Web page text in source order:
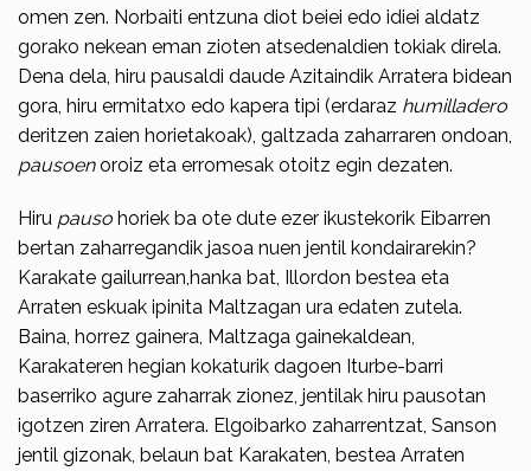
omen zen. Norbaiti entzuna diot beiei edo idiei aldatz
gorako nekean eman zioten atsedenaldien tokiak direla.
Dena dela, hiru pausaldi daude Azitaindik Arratera bidean
gora, hiru ermitatxo edo kapera tipi (erdaraz humilladero
deritzen zaien horietakoak), galtzada zaharraren ondoan,
pausoenoroiz eta erromesak otoitz egin dezaten.
Hiru pauso horiek ba ote dute ezer ikustekorik Eibarren
bertan zaharregandik jasoa nuen jentil kondairarekin?
Karakate gailurrean,hanka bat, Illordon bestea eta
Arraten eskuak ipinita Maltzagan ura edaten zutela.
Baina, horrez gainera, Maltzaga gainekaldean,
Karakateren hegian kokaturik dagoen Iturbe-barri
baserri­ko agure zaharrak zionez, jentilak hiru pausotan
igotzen ziren Arratera. Elgoi­barko zaharrentzat, Sanson
jentil gizonak, belaun bat Karakaten, bestea Arraten